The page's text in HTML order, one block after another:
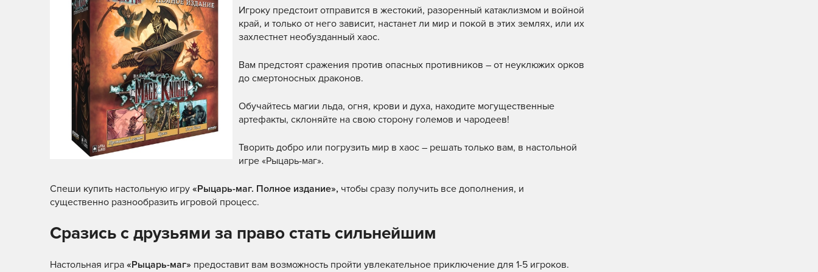
Игроку предстоит отправится в жестокий, разоренный катаклизмом и войной
край, и только от него зависит, настанет ли мир и покой в этих землях, или их
захлестнет необузданный хаос.
Вам предстоят сражения против опасных противников – от неуклюжих орков
до смертоносных драконов.
Обучайтесь магии льда, огня, крови и духа, находите могущественные
артефакты, склоняйте на свою сторону големов и чародеев!
Творить добро или погрузить мир в хаос – решать только вам, в настольной
игре «Рыцарь-маг».
Спеши купить настольную игру «Рыцарь-маг. Полное издание», чтобы сразу получить все дополнения, и
существенно разнообразить игровой процесс.
Сразись с друзьями за право стать сильнейшим
Настольная игра «Рыцарь-маг» предоставит вам возможность пройти увлекательное приключение для 1-5 игроков.